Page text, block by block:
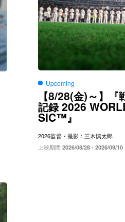
Upcoming
【8/28(金)～】『
記録2026
SIC™』
2026監督・撮影：三木慎太郎
上映期間 2026/08/28 - 2026/09/10